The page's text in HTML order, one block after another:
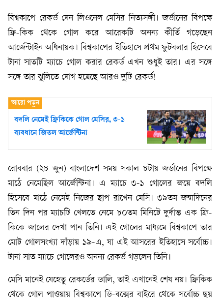
বিশ্বকাপে রেকর্ড যেন লিওনেল মেসির নিত্যসঙ্গী। জর্ডানের বিপক্ষে
ফ্রি-কিক থেকে গোল করে আরেকটি অনন্য কীর্তি গড়েছেন
আর্জেন্টাইন অধিনায়ক। বিশ্বকাপের ইতিহাসে প্রথম ফুটবলার হিসেবে
টানা সাতটি ম্যাচে গোল করার রেকর্ড এখন শুধুই তার। এর সঙ্গে
সঙ্গে তার ঝুলিতে যোগ হয়েছে আরও দুটি রেকর্ড!
বদলি নেমেই ফ্রিকিকে গোল মেসির, ৩-১
ব্যবধানে জিতল আর্জেন্টিনা
রোববার (২৮ জুন) বাংলাদেশ সময় সকাল ৮টায় জর্ডানের বিপক্ষে
মাঠে নেমেছিল আর্জেন্টিনা। এ ম্যাচে ৩-১ গোলের জয়ে বদলি
হিসেবে মাঠে নেমেই নিজের ছাপ রাখেন মেসি। ৩৯তম জন্মদিনের
তিন দিন পর ম্যাচটি খেলতে নেমে ৮০তম মিনিটে দুর্দান্ত এক ফ্রি-
কিকে জালের দেখা পান তিনি। এই গোলের মাধ্যমে বিশ্বকাপে তার
মোট গোলসংখ্যা দাঁড়ায় ১৯-এ, যা এই আসরের ইতিহাসে সর্বোচ্চ।
টানা সাত ম্যাচে গোলেরও অনন্য রেকর্ড গড়লেন তিনি।
মেসি মানেই যেহেতু রেকর্ডের ডালি, তাই এখানেই শেষ নয়। ফ্রিকিক
থেকে গোল পাওয়ায় বিশ্বকাপে ডি-বক্সের বাইরে থেকে সর্বোচ্চ ছয়